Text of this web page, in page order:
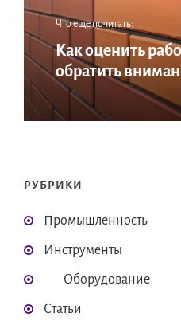
Что еще почитать:
Как оценить
обратить
РУБРИКИ
Промышленность
Инструменты
Оборудование
Статьи